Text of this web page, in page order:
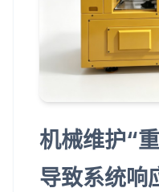
机械维护“
导致系统响